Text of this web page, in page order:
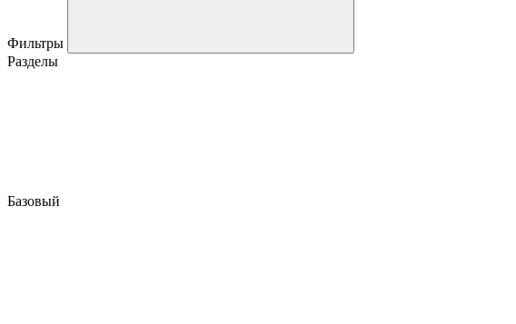
Фильтры
Разделы
Базовый